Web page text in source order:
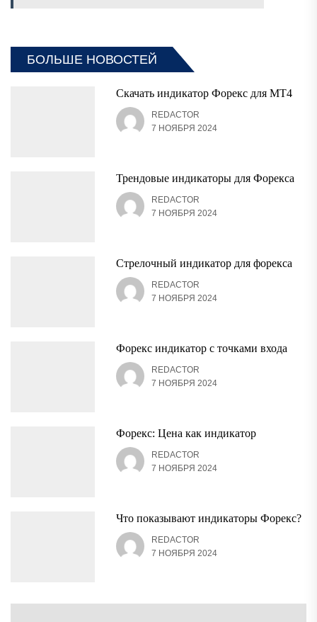
БОЛЬШЕ НОВОСТЕЙ
Скачать индикатор Форекс для MT4
REDACTOR
7 НОЯБРЯ 2024
Трендовые индикаторы для Форекса
REDACTOR
7 НОЯБРЯ 2024
Стрелочный индикатор для форекса
REDACTOR
7 НОЯБРЯ 2024
Форекс индикатор с точками входа
REDACTOR
7 НОЯБРЯ 2024
Форекс: Цена как индикатор
REDACTOR
7 НОЯБРЯ 2024
Что показывают индикаторы Форекс?
REDACTOR
7 НОЯБРЯ 2024